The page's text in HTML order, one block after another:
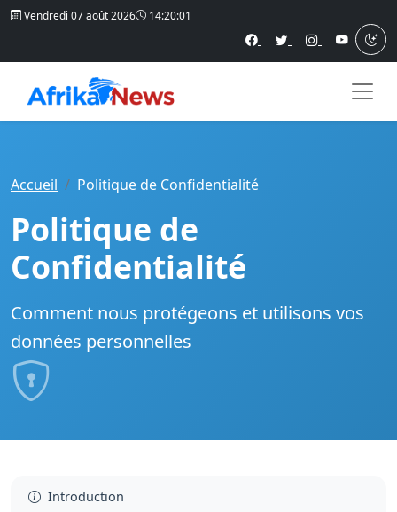
Vendredi 07 août 2026 14:20:02
Accueil Politique de Confidentialité
Politique de
Confidentialité
Comment nous protégeons et utilisons vos
données personnelles
Introduction